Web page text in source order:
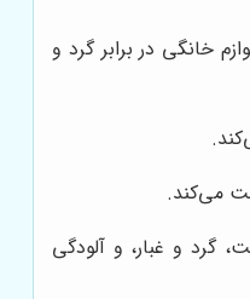
خانگی در برابر گرد و
می‌کند.
گرد و غبار، و آلودگی